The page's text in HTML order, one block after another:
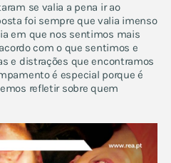
se valia a pena ir ao
foi sempre que valia imenso
em que nos sentimos mais
com o que sentimos e
e distrações que encontramos
é especial porque é
refletir sobre quem